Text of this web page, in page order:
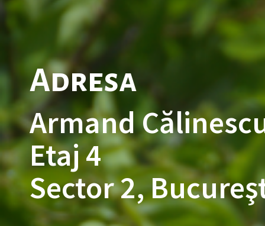
Adresa
Armand
Etaj 4
Sector 2,